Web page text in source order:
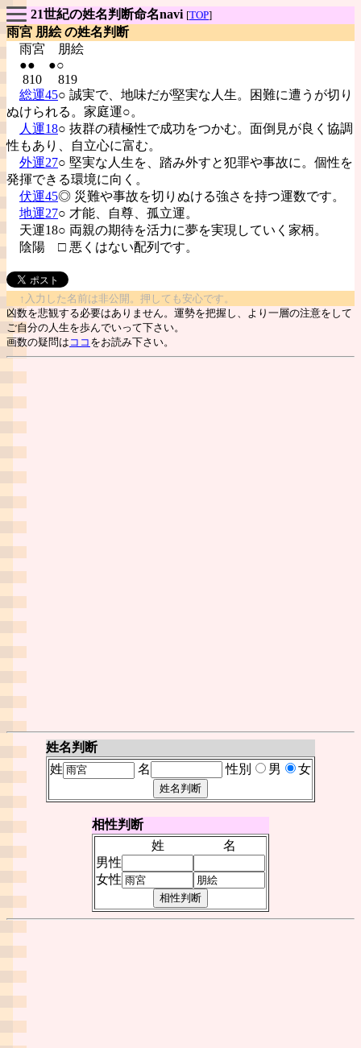
21世紀の姓名判断命名navi [TOP]
雨宮 朋絵 の姓名判断
雨宮
朋絵
●● ●○
810 819
総運45○ 誠実で、地味だが堅実な人生。困難に遭うが切り
ぬけられる。家庭運○。
人運18○ 抜群の積極性で成功をつかむ。面倒見が良く協調
性もあり、自立心に富む。
外運27○ 堅実な人生を、踏み外すと犯罪や事故に。個性を
発揮できる環境に向く。
伏運45◎ 災難や事故を切りぬける強さを持つ運数です。
地運27○ 才能、自尊、孤立運。
天運18○ 両親の期待を活力に夢を実現していく家柄。
陰陽 □ 悪くはない配列です。
↑入力した名前は非公開。押しても安心です。
凶数を悲観する必要はありません。運勢を把握し、より一層の注意をして
ご自分の人生を歩んでいって下さい。
画数の疑問は ココ をお読み下さい。
姓名判断
姓
名 性別 男 女
相性判断
姓
名
男性
女性